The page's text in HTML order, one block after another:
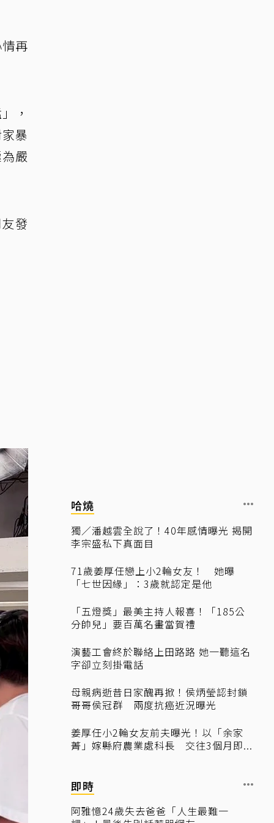
再
，
暴
嚴
發
哈燒
獨／潘越雲全說了！40年感情曝光 揭開
李宗盛私下真面目
71歲姜厚任戀上小2輪女友！ 她曝
「七世因緣」：3歲就認定是他
「五燈獎」最美主持人報喜！「185公
分帥兒」要百萬名畫當賀禮
演藝工會終於聯絡上田路路 她一聽這名
字卻立刻掛電話
母親病逝昔日家醜再掀！侯炳瑩認封鎖
哥哥侯冠群 兩度抗癌近況曝光
姜厚任小2輪女友前夫曝光！以「余家
菁」嫁縣府農業處科長 交往3個月即...
即時
阿雅憶24歲失去爸爸「人生最難一